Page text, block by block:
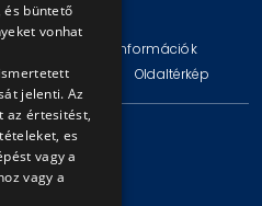
2026 BKV Zrt.
Technikai információk
Oldaltérkép
11.
u. 15.
és büntető
vonhat
jelenti. Az
az értesitést,
es
vagy a
vagy a